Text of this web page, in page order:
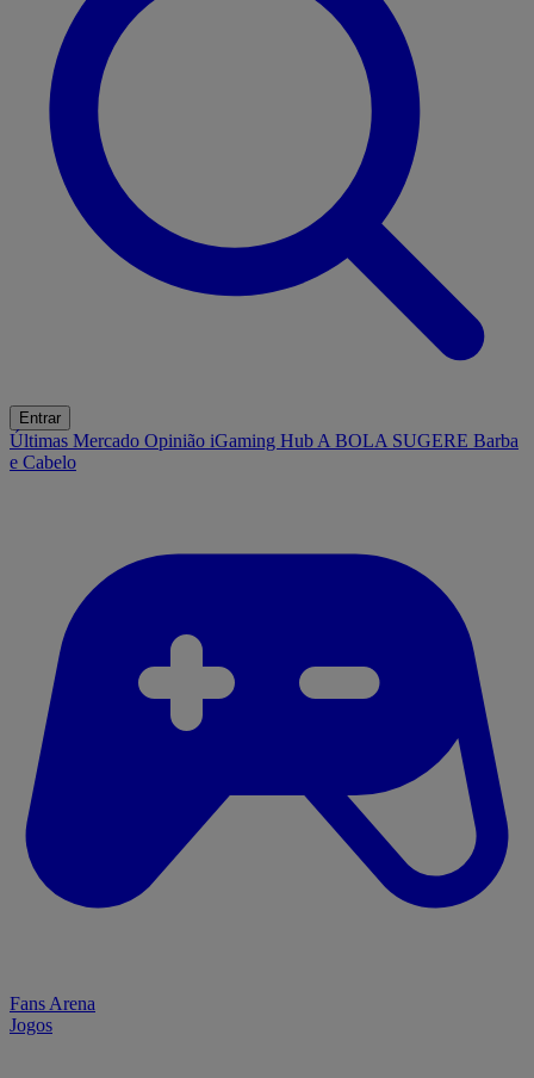
Entrar
Últimas Mercado Opinião iGaming Hub A BOLA SUGERE Barba
e Cabelo
Fans Arena
Jogos